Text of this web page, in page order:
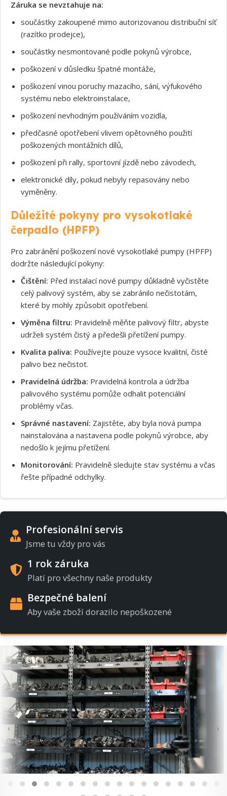
Záruka se nevztahuje na:
součástky zakoupené mimo autorizovanou distribuční síť
(razítko prodejce),
součástky nesmontované podle pokynů výrobce,
poškození v důsledku špatné montáže,
poškození vinou poruchy mazacího, sání, výfukového
systému nebo elektroinstalace,
poškození nevhodným používáním vozidla,
předčasné opotřebení vlivem opětovného použití
poškozených montážních dílů,
poškození při rally, sportovní jízdě nebo závodech,
elektronické díly, pokud nebyly repasovány nebo
vyměněny.
Důležité pokyny pro vysokotlaké
čerpadlo (HPFP)
Pro zabránění poškození nové vysokotlaké pumpy (HPFP)
dodržte následující pokyny:
Čištění: Před instalací nové pumpy důkladně vyčistěte
celý palivový systém, aby se zabránilo nečistotám,
které by mohly způsobit opotřebení.
Výměna filtru: Pravidelně měňte palivový filtr, abyste
udrželi systém čistý a předešli přetížení pumpy.
Kvalita paliva: Používejte pouze vysoce kvalitní, čisté
palivo bez nečistot.
Pravidelná údržba: Pravidelná kontrola a údržba
palivového systému pomůže odhalit potenciální
problémy včas.
Správné nastavení: Zajistěte, aby byla nová pumpa
nainstalována a nastavena podle pokynů výrobce, aby
nedošlo k jejímu přetížení.
Monitorování: Pravidelně sledujte stav systému a včas
řešte případné odchylky.
Profesionální servis
Jsme tu vždy pro vás
1 rok záruka
Platí pro všechny naše produkty
Bezpečné balení
Aby vaše zboží dorazilo nepoškozené
‹ ›